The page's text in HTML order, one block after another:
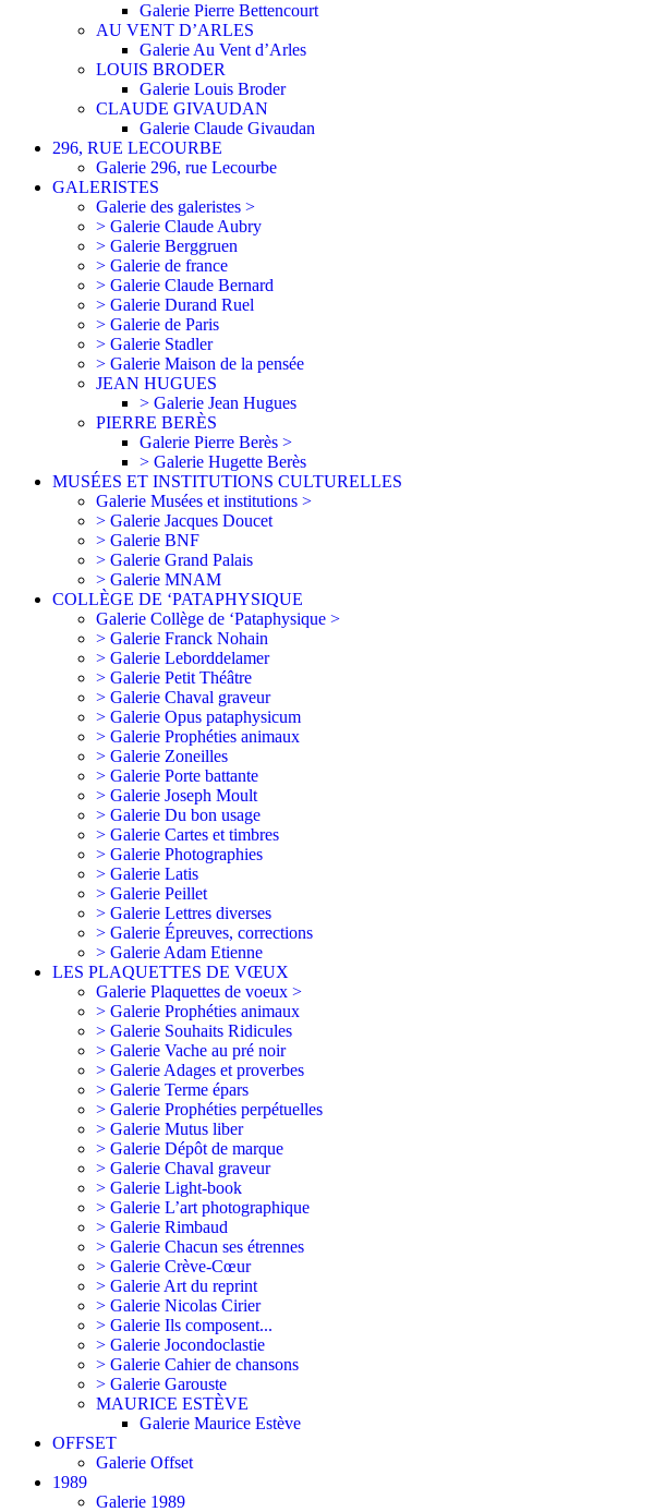
Galerie Pierre Bettencourt
AU VENT D’ARLES
Galerie Au Vent d’Arles
LOUIS BRODER
Galerie Louis Broder
CLAUDE GIVAUDAN
Galerie Claude Givaudan
296, RUE LECOURBE
Galerie 296, rue Lecourbe
GALERISTES
Galerie des galeristes >
> Galerie Claude Aubry
> Galerie Berggruen
> Galerie de france
> Galerie Claude Bernard
> Galerie Durand Ruel
> Galerie de Paris
> Galerie Stadler
> Galerie Maison de la pensée
JEAN HUGUES
> Galerie Jean Hugues
PIERRE BERÈS
Galerie Pierre Berès >
> Galerie Hugette Berès
MUSÉES ET INSTITUTIONS CULTURELLES
Galerie Musées et institutions >
> Galerie Jacques Doucet
> Galerie BNF
> Galerie Grand Palais
> Galerie MNAM
COLLÈGE DE ‘PATAPHYSIQUE
Galerie Collège de ‘Pataphysique >
> Galerie Franck Nohain
> Galerie Leborddelamer
> Galerie Petit Théâtre
> Galerie Chaval graveur
> Galerie Opus pataphysicum
> Galerie Prophéties animaux
> Galerie Zoneilles
> Galerie Porte battante
> Galerie Joseph Moult
> Galerie Du bon usage
> Galerie Cartes et timbres
> Galerie Photographies
> Galerie Latis
> Galerie Peillet
> Galerie Lettres diverses
> Galerie Épreuves, corrections
> Galerie Adam Etienne
LES PLAQUETTES DE VŒUX
Galerie Plaquettes de voeux >
> Galerie Prophéties animaux
> Galerie Souhaits Ridicules
> Galerie Vache au pré noir
> Galerie Adages et proverbes
> Galerie Terme épars
> Galerie Prophéties perpétuelles
> Galerie Mutus liber
> Galerie Dépôt de marque
> Galerie Chaval graveur
> Galerie Light-book
> Galerie L’art photographique
> Galerie Rimbaud
> Galerie Chacun ses étrennes
> Galerie Crève-Cœur
> Galerie Art du reprint
> Galerie Nicolas Cirier
> Galerie Ils composent...
> Galerie Jocondoclastie
> Galerie Cahier de chansons
> Galerie Garouste
MAURICE ESTÈVE
Galerie Maurice Estève
OFFSET
Galerie Offset
1989
Galerie 1989